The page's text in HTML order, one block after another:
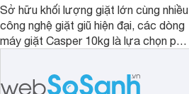
Sở hữu khối lượng giặt lớn cùng nhiều
công nghệ giặt giũ hiện đại, các dòng
máy giặt Casper 10kg là lựa chọn phù